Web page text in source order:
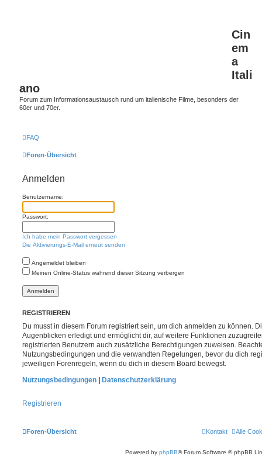
Cin
em
a
Itali
ano
Forum zum Informationsaustausch rund um italienische Filme, besonders der
60er und 70er.
FAQ
Foren-Übersicht
Anmelden
Benutzername:
Passwort:
Ich habe mein Passwort vergessen
Die Aktivierungs-E-Mail erneut senden
Angemeldet bleiben
Meinen Online-Status während dieser Sitzung verbergen
REGISTRIEREN
Du musst in diesem Forum registriert sein, um dich anmelden zu können.
Augenblicken erledigt und ermöglicht dir, auf weitere Funktionen
registrierten Benutzern auch zusätzliche Berechtigungen zuweisen.
Nutzungsbedingungen und die verwandten Regelungen, bevor du dich
jeweiligen Forenregeln, wenn du dich in diesem Board bewegst.
Nutzungsbedingungen
Datenschutzerklärung
Registrieren
Foren-Übersicht Alle
Kontakt
Powered by phpBB® Forum Software © phpBB